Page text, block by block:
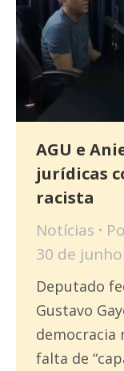
AGU e
jurídicas
racista
Notícias
30 de
Deputado
Gustavo
democracia
falta de